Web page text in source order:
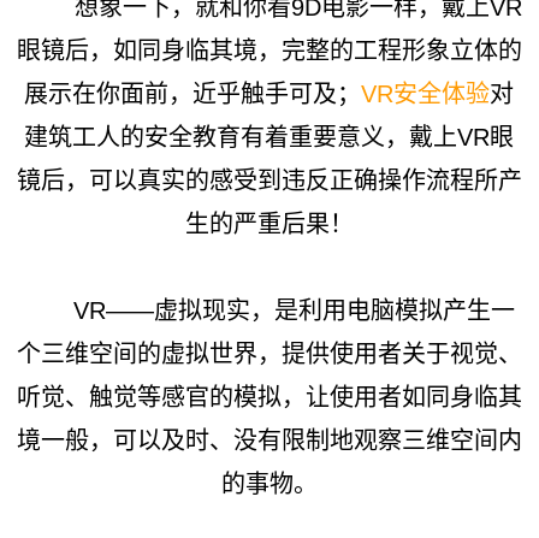
想象一下，就和你看9D电影一样，戴上VR
眼镜后，如同身临其境，完整的工程形象立体的
展示在你面前，近乎触手可及；VR安全体验对
建筑工人的安全教育有着重要意义，戴上VR眼
镜后，可以真实的感受到违反正确操作流程所产
生的严重后果！
VR——虚拟现实，是利用电脑模拟产生一
个三维空间的虚拟世界，提供使用者关于视觉、
听觉、触觉等感官的模拟，让使用者如同身临其
境一般，可以及时、没有限制地观察三维空间内
的事物。